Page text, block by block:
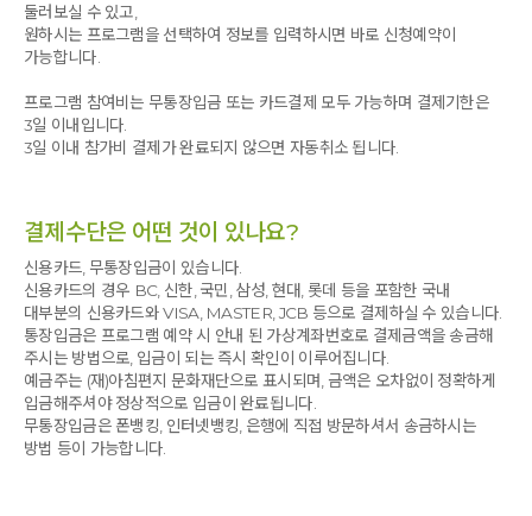
둘러보실 수 있고,
원하시는 프로그램을 선택하여 정보를 입력하시면 바로 신청예약이
가능합니다.
프로그램 참여비는 무통장입금 또는 카드결제 모두 가능하며 결제기한은
3일 이내입니다.
3일 이내 참가비 결제가 완료되지 않으면 자동취소 됩니다.
결제수단은 어떤 것이 있나요?
신용카드, 무통장입금이 있습니다.
신용카드의 경우 BC, 신한, 국민, 삼성, 현대, 롯데 등을 포함한 국내
대부분의 신용카드와 VISA, MASTER, JCB 등으로 결제하실 수 있습니다.
통장입금은 프로그램 예약 시 안내 된 가상계좌번호로 결제금액을 송금해
주시는 방법으로, 입금이 되는 즉시 확인이 이루어집니다.
예금주는 (재)아침편지 문화재단으로 표시되며, 금액은 오차없이 정확하게
입금해주셔야 정상적으로 입금이 완료됩니다.
무통장입금은 폰뱅킹, 인터넷뱅킹, 은행에 직접 방문하셔서 송금하시는
방법 등이 가능합니다.